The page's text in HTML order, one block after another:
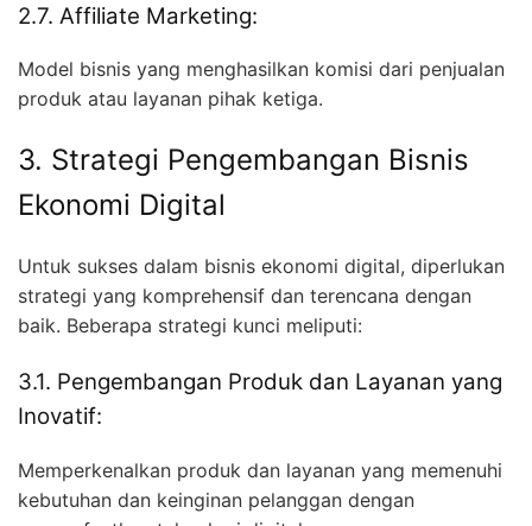
2.7. Affiliate Marketing:
Model bisnis yang menghasilkan komisi dari penjualan
produk atau layanan pihak ketiga.
3. Strategi Pengembangan Bisnis
Ekonomi Digital
Untuk sukses dalam bisnis ekonomi digital, diperlukan
strategi yang komprehensif dan terencana dengan
baik. Beberapa strategi kunci meliputi:
3.1. Pengembangan Produk dan Layanan yang
Inovatif:
Memperkenalkan produk dan layanan yang memenuhi
kebutuhan dan keinginan pelanggan dengan